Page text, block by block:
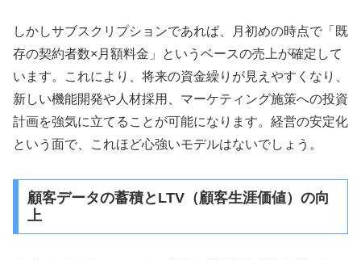
しかしサブスクリプションであれば、月初めの時点で「既
存の契約者数×月額料金」というベースの売上が確定して
います。これにより、将来の資金繰りが見えやすくなり、
新しい機能開発や人材採用、マーケティング施策への投資
計画を強気に立てることが可能になります。経営の安定化
という面で、これほど心強いモデルはないでしょう。
顧客データの蓄積とLTV（顧客生涯価値）の向
上